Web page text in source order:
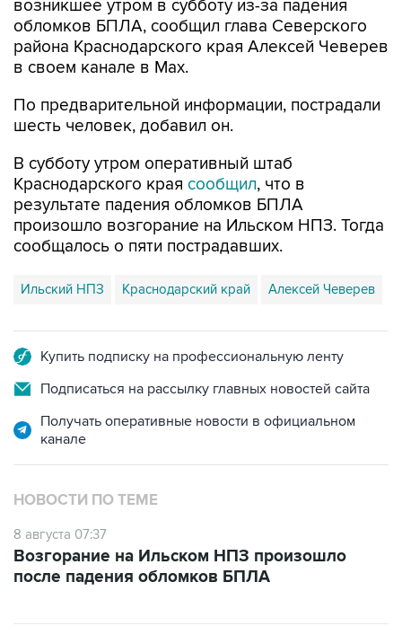
возникшее утром в субботу из-за падения
обломков БПЛА, сообщил глава Северского
района Краснодарского края Алексей Чеверев
в своем канале в Max.
По предварительной информации, пострадали
шесть человек, добавил он.
В субботу утром оперативный штаб
Краснодарского края сообщил, что в
результате падения обломков БПЛА
произошло возгорание на Ильском НПЗ. Тогда
сообщалось о пяти пострадавших.
Ильский НПЗ Краснодарский край Алексей Чеверев
Купить подписку на профессиональную ленту
Подписаться на рассылку главных новостей сайта
Получать оперативные новости в официальном
канале
НОВОСТИ ПО ТЕМЕ
8 августа 07:37
Возгорание на Ильском НПЗ произошло
после падения обломков БПЛА